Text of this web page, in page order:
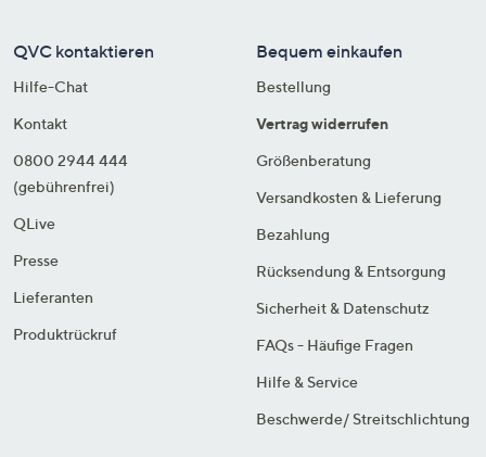
QVC kontaktieren
Hilfe-Chat
Kontakt
0800 2944 444
(gebührenfrei)
QLive
Presse
Lieferanten
Produktrückruf
Bequem einkaufen
Bestellung
Vertrag widerrufen
Größenberatung
Versandkosten & Lieferung
Bezahlung
Rücksendung & Entsorgung
Sicherheit & Datenschutz
FAQs - Häufige Fragen
Hilfe & Service
Beschwerde/ Streitschlichtung